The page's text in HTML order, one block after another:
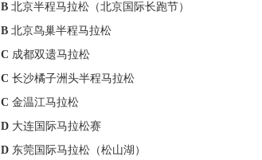
B北京半程马拉松（北京国际长跑节）
B北京鸟巢半程马拉松
C 成都双遗马拉松
C 长沙橘子洲头半程马拉松
C 金温江马拉松
D大连国际马拉松赛
D东莞国际马拉松（松山湖）